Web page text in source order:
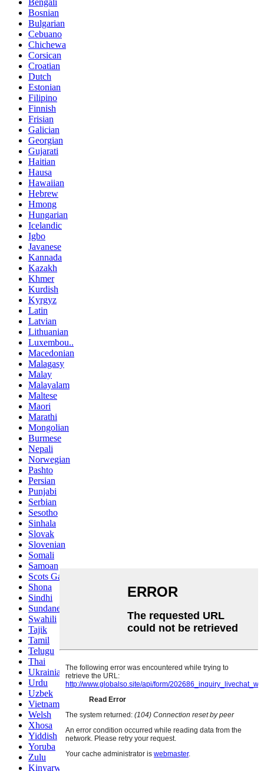
Bengali
Bosnian
Bulgarian
Cebuano
Chichewa
Corsican
Croatian
Dutch
Estonian
Filipino
Finnish
Frisian
Galician
Georgian
Gujarati
Haitian
Hausa
Hawaiian
Hebrew
Hmong
Hungarian
Icelandic
Igbo
Javanese
Kannada
Kazakh
Khmer
Kurdish
Kyrgyz
Latin
Latvian
Lithuanian
Luxembou..
Macedonian
Malagasy
Malay
Malayalam
Maltese
Maori
Marathi
Mongolian
Burmese
Nepali
Norwegian
Pashto
Persian
Punjabi
Serbian
Sesotho
Sinhala
Slovak
Slovenian
Somali
Samoan
Scots Gaelic
Shona
Sindhi
Sundanese
Swahili
Tajik
Tamil
Telugu
Thai
Ukrainian
Urdu
Uzbek
Vietnamese
Welsh
Xhosa
Yiddish
Yoruba
Zulu
Kinyarwanda